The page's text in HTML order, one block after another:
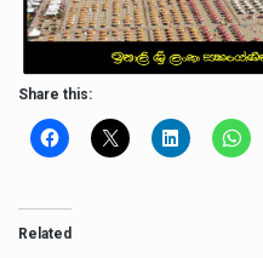
Share this:
Related